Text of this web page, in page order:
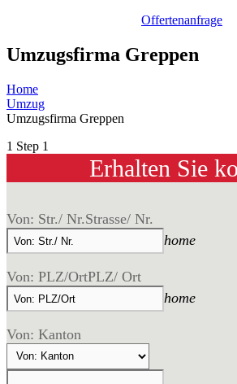
Offertenanfrage
Umzugsfirma Greppen
Home
Umzug
Umzugsfirma Greppen
1 Step 1
Erhalten Sie
Von: Str./ Nr.Strasse/ Nr.
home
Von: PLZ/OrtPLZ/ Ort
home
Von: Kanton